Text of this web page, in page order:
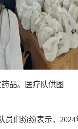
品。医疗队供图
们纷纷表示，2024